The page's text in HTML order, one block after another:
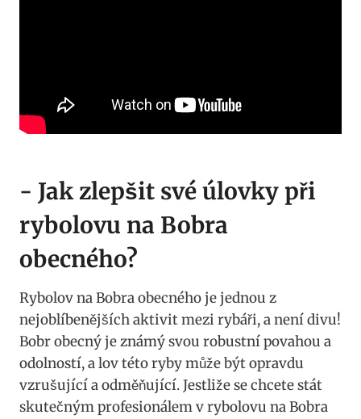
-​ Jak ​zlepšit své úlovky při
rybolovu na‍ Bobra‍
obecného?
Rybolov na‍ Bobra obecného ⁣je jednou z
nejoblíbenějších ‍aktivit mezi rybáři,‍ a není divu!
Bobr⁢ obecný ‍je známý svou robustní povahou a
odolností, a⁣ lov této ryby může být opravdu
vzrušující a odměňující. Jestliže ‌se chcete⁤ stát
skutečným profesionálem v rybolovu na Bobra